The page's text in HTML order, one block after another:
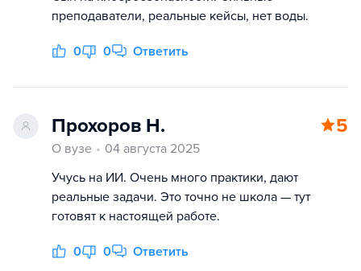
преподаватели, реальные кейсы, нет воды.
0 0 Ответить
Прохоров Н. 5
О вузе
04 августа 2025
Учусь на ИИ. Очень много практики, дают
реальные задачи. Это точно не школа — тут
готовят к настоящей работе.
0 0 Ответить